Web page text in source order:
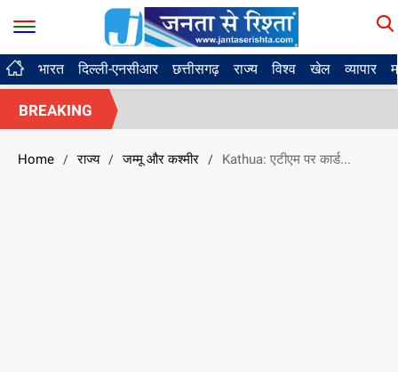
भारत दिल्ली-एनसीआर छत्तीसगढ़ राज्य विश्व खेल व्यापार
BREAKING
Home / राज्य / जम्मू और कश्मीर / Kathua: एटीएम पर कार्ड...